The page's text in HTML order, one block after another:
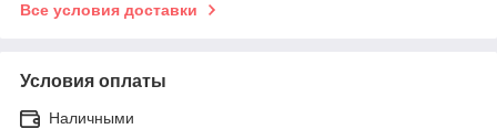
Все условия доставки
Условия оплаты
Наличными